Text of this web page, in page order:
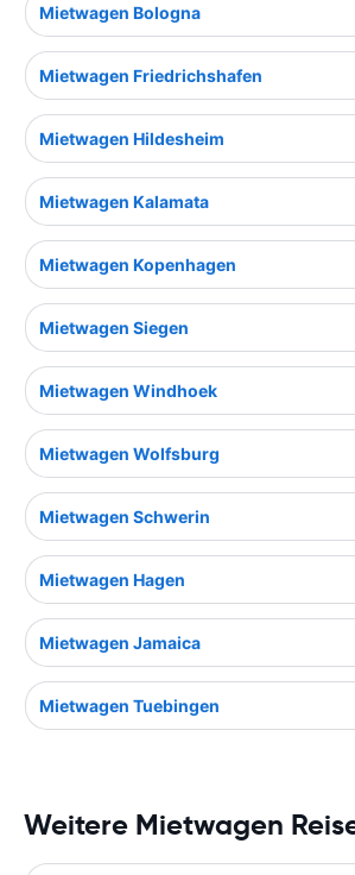
Mietwagen Bologna
Mietwagen Friedrichshafen
Mietwagen Hildesheim
Mietwagen Kalamata
Mietwagen Kopenhagen
Mietwagen Siegen
Mietwagen Windhoek
Mietwagen Wolfsburg
Mietwagen Schwerin
Mietwagen Hagen
Mietwagen Jamaica
Mietwagen Tuebingen
Weitere Mietwagen